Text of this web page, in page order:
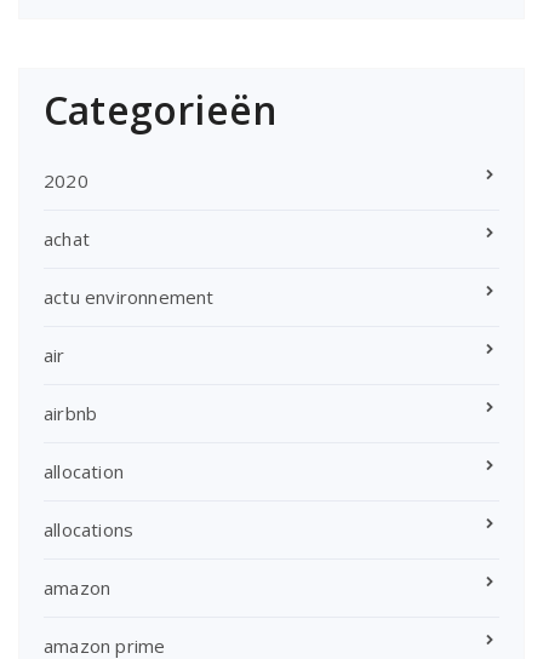
Categorieën
2020
achat
actu environnement
air
airbnb
allocation
allocations
amazon
amazon prime